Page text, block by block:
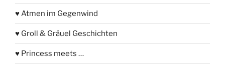
♥ Atmen im Gegenwind
♥ Groll & Gräuel Geschichten
♥ Princess meets …